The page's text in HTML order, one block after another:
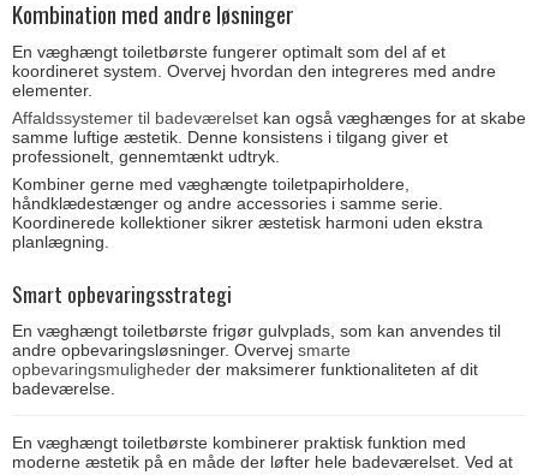
Kombination med andre løsninger
En væghængt toiletbørste fungerer optimalt som del af et
koordineret system. Overvej hvordan den integreres med andre
elementer.
Affaldssystemer til badeværelset kan også væghænges for at skabe
samme luftige æstetik. Denne konsistens i tilgang giver et
professionelt, gennemtænkt udtryk.
Kombiner gerne med væghængte toiletpapirholdere,
håndklædestænger og andre accessories i samme serie.
Koordinerede kollektioner sikrer æstetisk harmoni uden ekstra
planlægning.
Smart opbevaringsstrategi
En væghængt toiletbørste frigør gulvplads, som kan anvendes til
andre opbevaringsløsninger. Overvej smarte
opbevaringsmuligheder der maksimerer funktionaliteten af dit
badeværelse.
En væghængt toiletbørste kombinerer praktisk funktion med
moderne æstetik på en måde der løfter hele badeværelset. Ved at